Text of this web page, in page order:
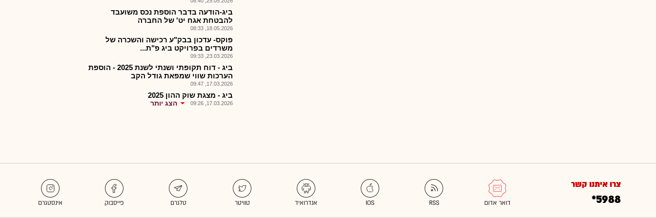
ביג-הודעה בדבר הוספת נכס משועבד
להבטחת אגח יט' של החברה
18.05.2026, 08:33
פוקס- עדכון בבק"ע רכישה והשכרה של
משרדים בפרויקט ביג פ"ת...
23.03.2026, 09:33
ביג - דוח תקופתי ושנתי לשנת 2025 - הוספת
הערכות שווי שמפאת גודל הקב
17.03.2026, 09:47
ביג - מצגת שוק ההון 2025
17.03.2026, 09:26 הצג יותר
צרו איתנו קשר
*5988